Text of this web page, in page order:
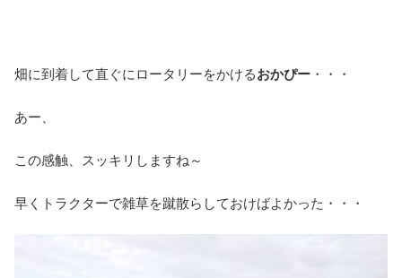
畑に到着して直ぐにロータリーをかけるおかぴー ・・・
あー、
この感触、スッキリしますね～
早くトラクターで雑草を蹴散らしておけばよかった・・・